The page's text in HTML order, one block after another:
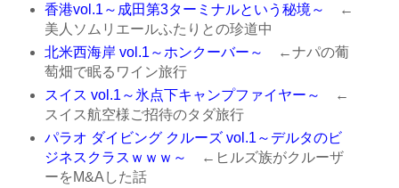
香港vol.1～成田第3ターミナルという秘境～
←
美人ソムリエールふたりとの珍道中
北米西海岸 vol.1～ホンクーバー～
←ナパの葡
萄畑で眠るワイン旅行
スイス vol.1～氷点下キャンプファイヤー～
←
スイス航空様ご招待のタダ旅行
パラオ ダイビング クルーズ vol.1～デルタのビ
ジネスクラスｗｗｗ～
←ヒルズ族がクルーザ
ーをM&Aした話